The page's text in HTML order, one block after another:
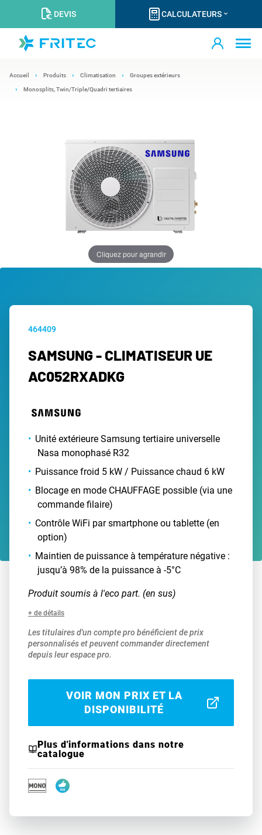
DEVIS CALCULATEURS
Accueil Produits Climatisation Groupes extérieurs
Monosplits, Twin/Triple/Quadri tertiaires
Cliquez pour agrandir
464409
SAMSUNG - CLIMATISEUR UE
AC052RXADKG
Unité extérieure Samsung tertiaire universelle
Nasa monophasé R32
Puissance froid 5 kW / Puissance chaud 6 kW
Blocage en mode CHAUFFAGE possible (via une
commande filaire)
Contrôle WiFi par smartphone ou tablette (en
option)
Maintien de puissance à température négative :
jusqu’à 98% de la puissance à -5°C
Produit soumis à l'eco part. (en sus)
+ de détails
Les titulaires d'un compte pro bénéficient de prix
personnalisés et peuvent commander directement
depuis leur espace pro.
VOIR MON PRIX ET LA
DISPONIBILITÉ
Plus d'informations dans notre
catalogue